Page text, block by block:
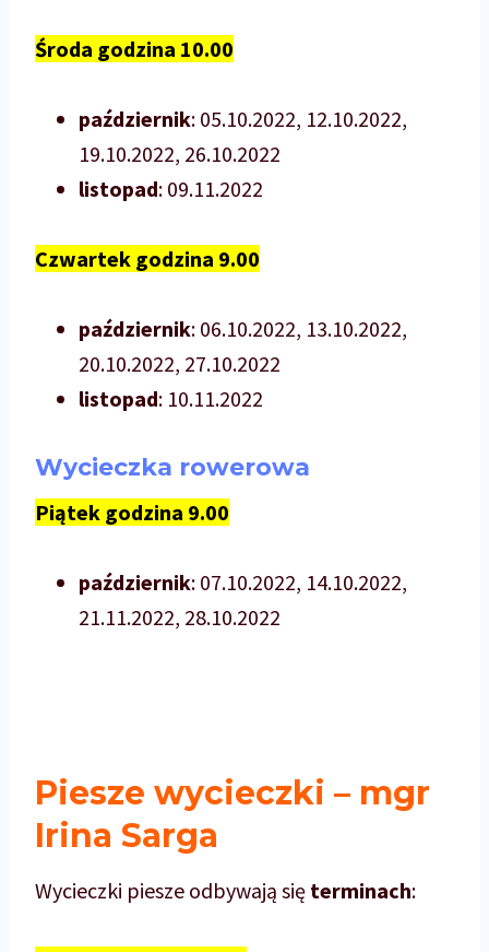
Środa godzina 10.00
październik: 05.10.2022, 12.10.2022,
19.10.2022, 26.10.2022
listopad: 09.11.2022
Czwartek godzina 9.00
październik: 06.10.2022, 13.10.2022,
20.10.2022, 27.10.2022
listopad: 10.11.2022
Wycieczka rowerowa
Piątek godzina 9.00
październik: 07.10.2022, 14.10.2022,
21.11.2022, 28.10.2022
Piesze wycieczki – mgr
Irina Sarga
Wycieczki piesze odbywają się terminach: